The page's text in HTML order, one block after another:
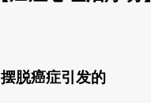
摆脱癌症引发的